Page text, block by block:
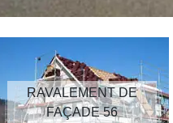
RAVALEMENT DE
FAÇADE 56